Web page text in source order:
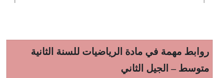
روابط مهمة في مادة الرياضيات للسنة الثانية
متوسط – الجيل الثاني